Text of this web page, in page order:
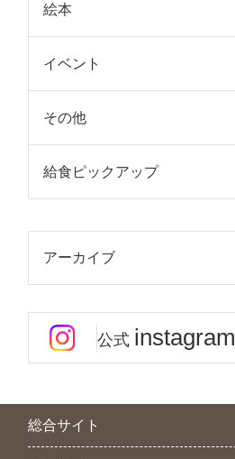
絵本
イベント
その他
給食ピックアップ
アーカイブ
公式 instagram
総合サイト